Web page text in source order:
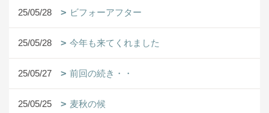
25/05/28 ビフォーアフター
25/05/28 今年も来てくれました
25/05/27 前回の続き・・
25/05/25 麦秋の候